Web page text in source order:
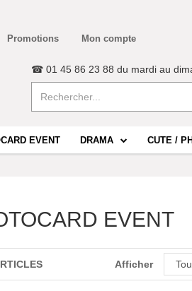
Promotions Mon compte
☎ 01 45 86 23 88 du mardi au
EVENT DRAMA CUTE /
EVENT
Afficher